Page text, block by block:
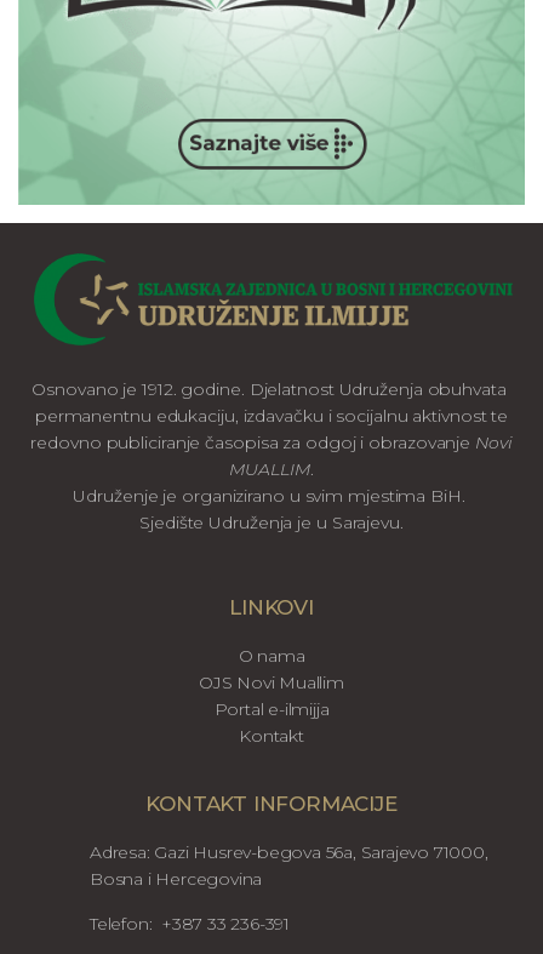
Osnovano je 1912. godine. Djelatnost Udruženja obuhvata
permanentnu edukaciju, izdavačku i socijalnu aktivnost te
redovno publiciranje časopisa za odgoj i obrazovanje Novi
MUALLIM.
Udruženje je organizirano u svim mjestima BiH.
Sjedište Udruženja je u Sarajevu.
LINKOVI
O nama
OJS Novi Muallim
Portal e-ilmijja
Kontakt
KONTAKT INFORMACIJE
Adresa: Gazi Husrev-begova 56a, Sarajevo 71000,
Bosna i Hercegovina
Telefon: +387 33 236-391